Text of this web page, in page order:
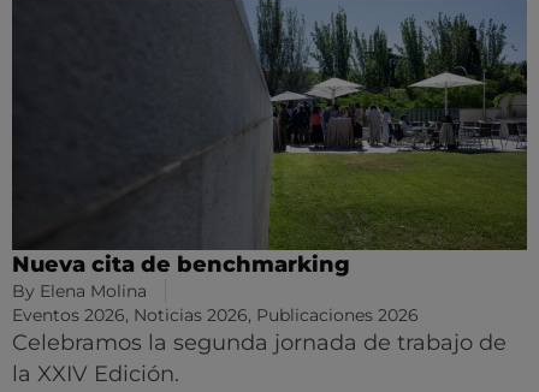
Nueva cita de benchmarking
By Elena Molina
Eventos 2026, Noticias 2026, Publicaciones 2026
Celebramos la segunda jornada de trabajo de
la XXIV Edición.